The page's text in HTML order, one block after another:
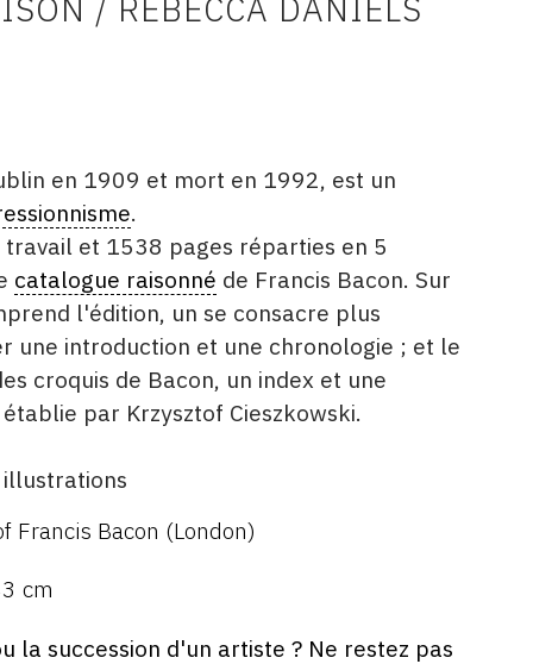
en 1909 et mort en 1992, est un
.
et 1538 pages réparties en 5
catalogue raisonné de Francis Bacon. Sur
l'édition, un se consacre plus
une introduction et une chronologie ; et le
croquis de Bacon, un index et une
par Krzysztof Cieszkowski.
Francis Bacon (London)
cm
la succession d'un artiste ? Ne restez pas